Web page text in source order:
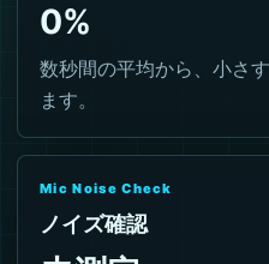
0%
数秒間の平均から、小さ
ます。
Mic Noise Check
ノイズ確認